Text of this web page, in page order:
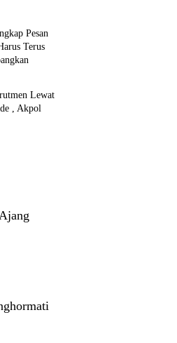
Pesan
Terus
Lewat
, Akpol